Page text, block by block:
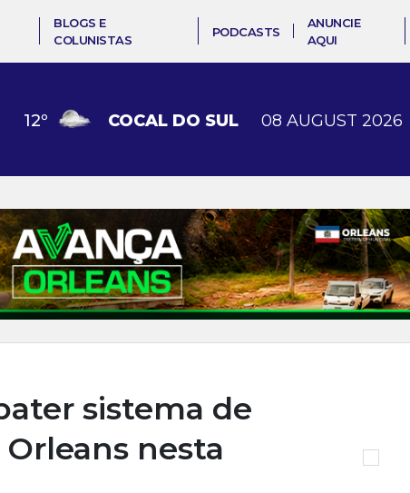
BLOGS E
COLUNISTAS
PODCASTS
ANUNCIE
AQUI
12º COCAL DO SUL 08 AUGUST 2026
sistema de
nesta